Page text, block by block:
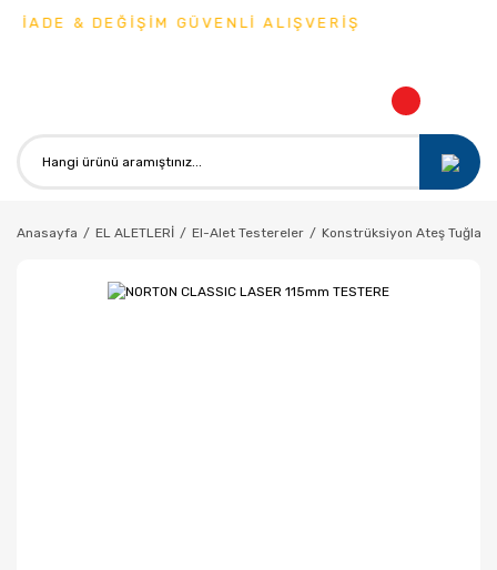
İADE & DEĞİŞİM GÜVENLİ ALIŞVERİŞ
Anasayfa EL ALETLERİ El-Alet Testereler Konstrüksiyon Ateş Tuğla